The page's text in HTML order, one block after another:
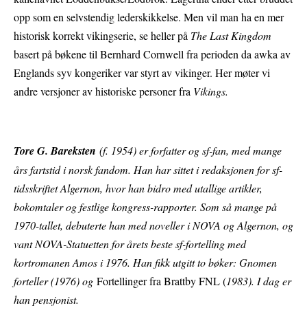
opp som en selvstendig lederskikkelse. Men vil man ha en mer
historisk korrekt vikingserie, se heller på The Last Kingdom
basert på bøkene til Bernhard Cornwell fra perioden da awka av
Englands syv kongeriker var styrt av vikinger. Her møter vi
andre versjoner av historiske personer fra Vikings.
Tore G. Bareksten (f. 1954) er forfatter og sf-fan, med mange
års fartstid i norsk fandom. Han har sittet i redaksjonen for sf-
tidsskriftet Algernon, hvor han bidro med utallige artikler,
bokomtaler og festlige kongress-rapporter. Som så mange på
1970-tallet, debuterte han med noveller i NOVA og Algernon, og
vant NOVA-Statuetten for årets beste sf-fortelling med
kortromanen Amos i 1976. Han fikk utgitt to bøker: Gnomen
forteller (1976) og Fortellinger fra Brattby FNL (1983). I dag er
han pensjonist.